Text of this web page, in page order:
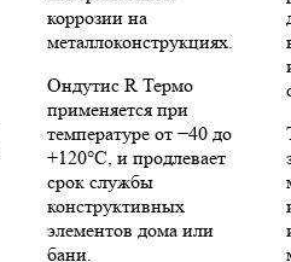
коррозии на
металлоконструкциях.
Ондутис R Термо
применяется при
температуре от −40 до
+120°C, и продлевает
срок службы
конструктивных
элементов дома или
бани.